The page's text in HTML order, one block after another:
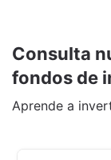
Consulta
fondos de
Aprende a